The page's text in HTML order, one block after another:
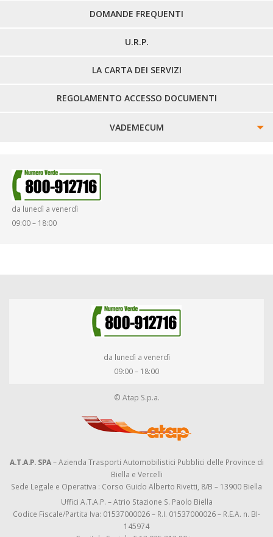
DOMANDE FREQUENTI
U.R.P.
LA CARTA DEI SERVIZI
REGOLAMENTO ACCESSO DOCUMENTI
VADEMECUM
SMARRIMENTO OGGETTI
da lunedì a venerdì
09:00 – 18:00
da lunedì a venerdì
09:00 – 18:00
© Atap S.p.a.
A.T.A.P. SPA– Azienda Trasporti Automobilistici Pubblici delle Province di
Biella e Vercelli
Sede Legale e Operativa : Corso Guido Alberto Rivetti, 8/B – 13900 Biella
Uffici A.T.A.P. – Atrio Stazione S. Paolo Biella
Codice Fiscale/Partita Iva: 01537000026 – R.I. 01537000026 – R.E.A. n. BI-
145974